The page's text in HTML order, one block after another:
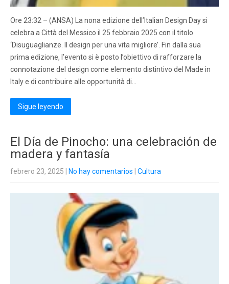
Ore 23:32 – (ANSA) La nona edizione dell’Italian Design Day si
celebra a Città del Messico il 25 febbraio 2025 con il titolo
‘Disuguaglianze. Il design per una vita migliore’. Fin dalla sua
prima edizione, l’evento si è posto l’obiettivo di rafforzare la
connotazione del design come elemento distintivo del Made in
Italy e di contribuire alle opportunità di…
Sigue leyendo
El Día de Pinocho: una celebración de
madera y fantasía
febrero 23, 2025 No hay comentarios Cultura